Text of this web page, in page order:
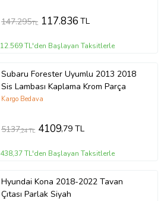
147.295TL 117.836TL
12.569 TL'den Başlayan Taksitlerle
Subaru Forester Uyumlu 2013 2018
Sis Lambası Kaplama Krom Parça
Kargo Bedava
5137,24 TL 4109,79 TL
438,37 TL'den Başlayan Taksitlerle
Hyundai Kona 2018-2022 Tavan
Çıtası Parlak Siyah